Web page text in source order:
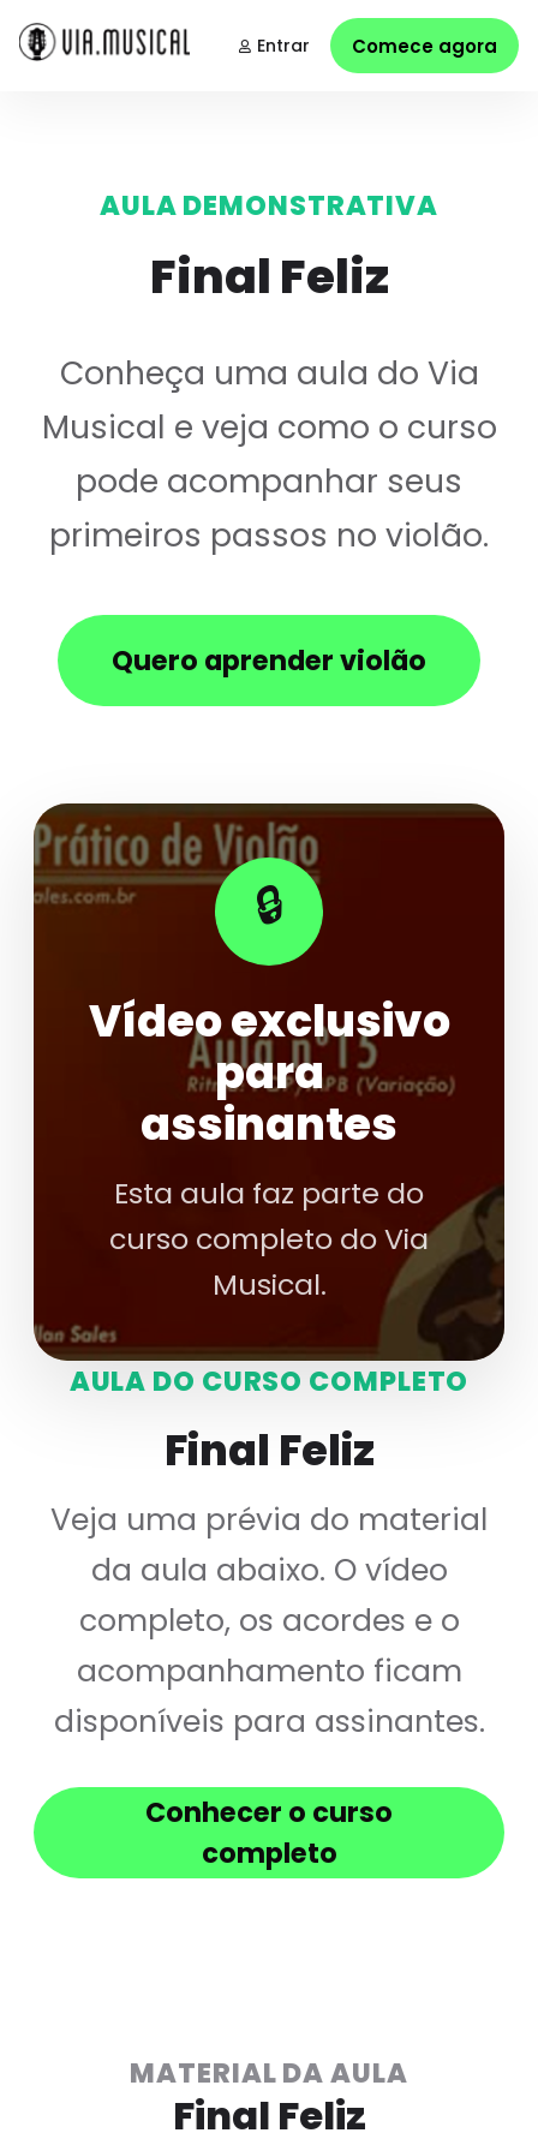
Entrar Comece agora
AULA DEMONSTRATIVA
Final Feliz
Conheça uma aula do Via
Musical e veja como o curso
pode acompanhar seus
primeiros passos no violão.
Quero aprender violão
🔒
Vídeo exclusivo
para
assinantes
Esta aula faz parte do
curso completo do Via
Musical.
AULA DO CURSO COMPLETO
Final Feliz
Veja uma prévia do material
da aula abaixo. O vídeo
completo, os acordes e o
acompanhamento ficam
disponíveis para assinantes.
Conhecer o curso
completo
MATERIAL DA AULA
Final Feliz